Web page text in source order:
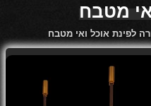
מטבח
לפינת אוכל ואי מטבח